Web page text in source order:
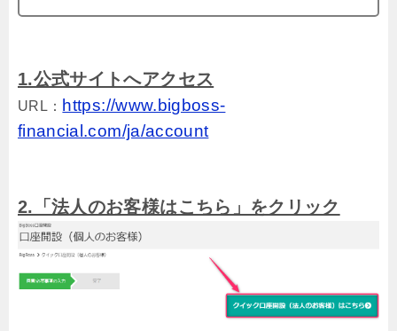
1.公式サイトへアクセス
URL： https://www.bigboss-
financial.com/ja/account
2.「法人のお客様はこちら」をクリック